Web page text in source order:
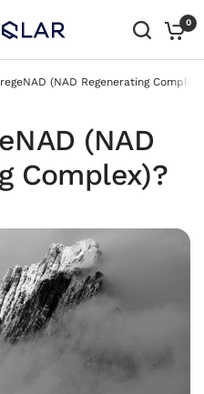
0
(NAD Regenerating
(NAD
Complex)?